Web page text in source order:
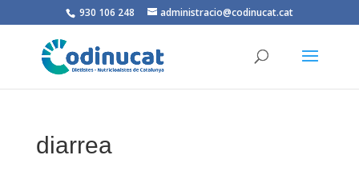
930 106 248 administracio@codinucat.cat
diarrea